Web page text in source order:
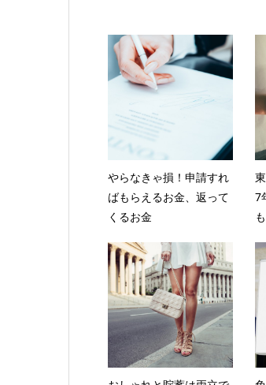
やらなきゃ損！申請すれ
ばもらえるお金、返って
くるお金
7